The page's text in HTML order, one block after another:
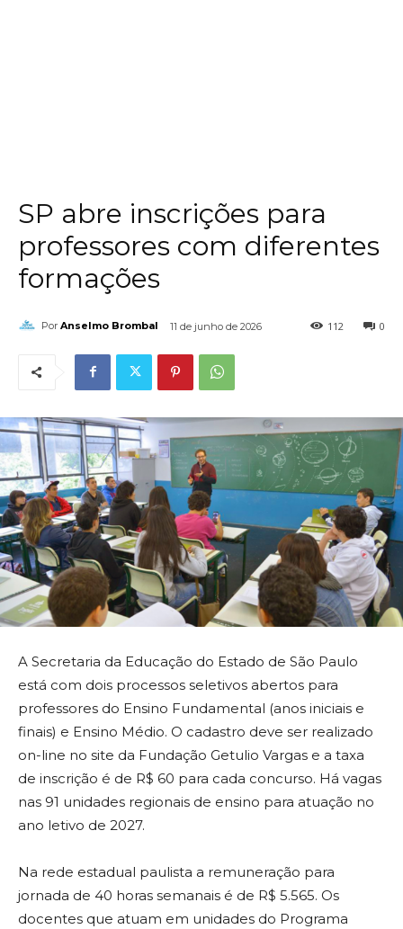
SP abre inscrições para
professores com diferentes
formações
Por Anselmo Brombal 11 de junho de 2026 0
112
A Secretaria da Educação do Estado de São Paulo
está com dois processos seletivos abertos para
professores do Ensino Fundamental (anos iniciais e
finais) e Ensino Médio. O cadastro deve ser realizado
on-line no site da Fundação Getulio Vargas e a taxa
de inscrição é de R$ 60 para cada concurso. Há vagas
nas 91 unidades regionais de ensino para atuação no
ano letivo de 2027.
Na rede estadual paulista a remuneração para
jornada de 40 horas semanais é de R$ 5.565. Os
docentes que atuam em unidades do Programa